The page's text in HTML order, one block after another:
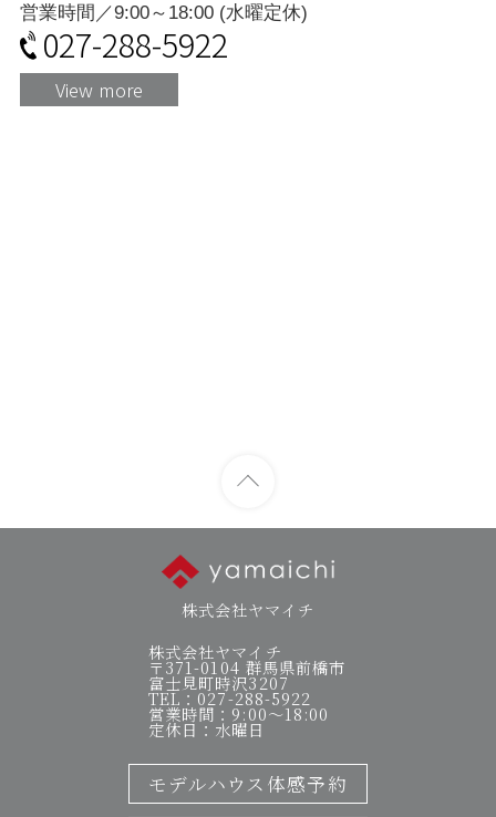
営業時間／9:00～18:00 (水曜定休)
027-288-5922
View more
株式会社ヤマイチ
株式会社ヤマイチ
〒371-0104 群馬県前橋市
富士見町時沢3207
TEL：027-288-5922
営業時間：9:00～18:00
定休日：水曜日
モデルハウス体感予約